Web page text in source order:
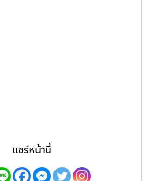
แชร์หน้านี้